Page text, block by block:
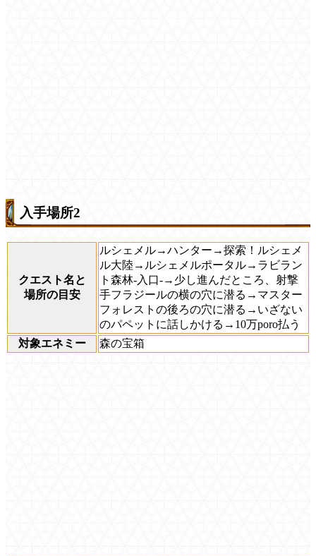
入手場所2
クエスト名と
場所の目安
ルシェメル→ハンター→探索！ルシェメ
ル大陸→ルシェメルポータル→ラビラン
ト森林-入口-→少し進んだところ、射撃
手フラジールの横の穴に潜る→マスター
フォレストの後ろの穴に潜る→いざない
のパペットに話しかける→10万poro払う
対象エネミー
森の宝箱